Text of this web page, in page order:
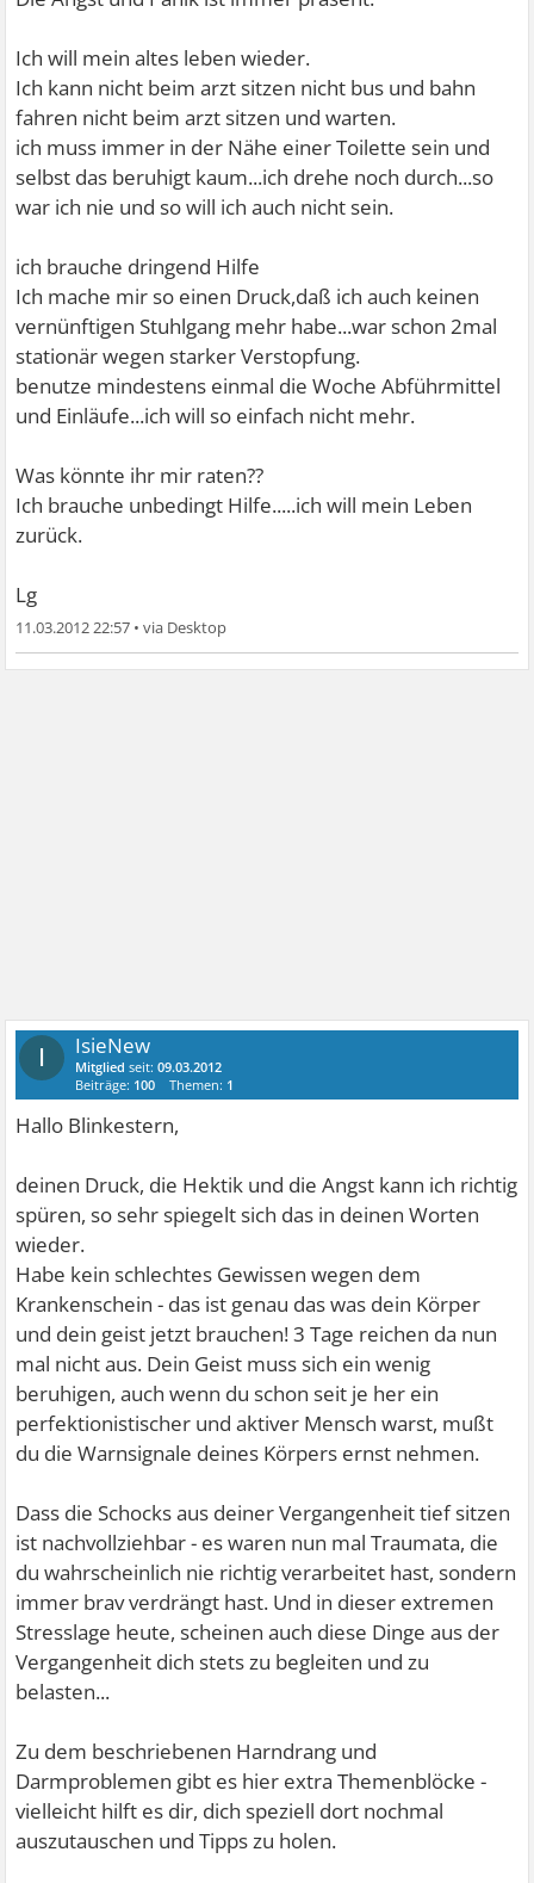
Ich will mein altes leben wieder.
Ich kann nicht beim arzt sitzen nicht bus und bahn
fahren nicht beim arzt sitzen und warten.
ich muss immer in der Nähe einer Toilette sein und
selbst das beruhigt kaum...ich drehe noch durch...so
war ich nie und so will ich auch nicht sein.
ich brauche dringend Hilfe
Ich mache mir so einen Druck,daß ich auch keinen
vernünftigen Stuhlgang mehr habe...war schon 2mal
stationär wegen starker Verstopfung.
benutze mindestens einmal die Woche Abführmittel
und Einläufe...ich will so einfach nicht mehr.
Was könnte ihr mir raten??
Ich brauche unbedingt Hilfe.....ich will mein Leben
zurück.
Lg
11.03.2012 22:57 •
I IsieNew
Mitglied seit:09.03.2012
Beiträge: 100 Themen: 1
Hallo Blinkestern,
deinen Druck, die Hektik und die Angst kann ich richtig
spüren, so sehr spiegelt sich das in deinen Worten
wieder.
Habe kein schlechtes Gewissen wegen dem
Krankenschein - das ist genau das was dein Körper
und dein geist jetzt brauchen! 3 Tage reichen da nun
mal nicht aus. Dein Geist muss sich ein wenig
beruhigen, auch wenn du schon seit je her ein
perfektionistischer und aktiver Mensch warst, mußt
du die Warnsignale deines Körpers ernst nehmen.
Dass die Schocks aus deiner Vergangenheit tief sitzen
ist nachvollziehbar - es waren nun mal Traumata, die
du wahrscheinlich nie richtig verarbeitet hast, sondern
immer brav verdrängt hast. Und in dieser extremen
Stresslage heute, scheinen auch diese Dinge aus der
Vergangenheit dich stets zu begleiten und zu
belasten...
Zu dem beschriebenen Harndrang und
Darmproblemen gibt es hier extra Themenblöcke -
vielleicht hilft es dir, dich speziell dort nochmal
auszutauschen und Tipps zu holen.